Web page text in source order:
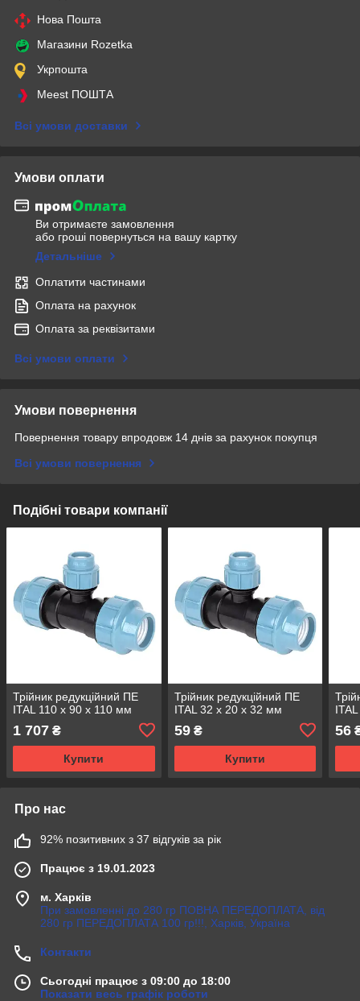
Нова Пошта
Магазини Rozetka
Укрпошта
Meest ПОШТА
Всі умови доставки
Умови оплати
Ви отримаєте замовлення
або гроші повернуться на вашу картку
Детальніше
Оплатити частинами
Оплата на рахунок
Оплата за реквізитами
Всі умови оплати
Умови повернення
Повернення товару впродовж 14 днів за рахунок покупця
Всі умови повернення
Подібні товари компанії
Трійник редукційний ПЕ
ITAL 110 x 90 x 110 мм
1 707 ₴
Купити
Трійник редукційний ПЕ
ITAL 32 x 20 x 32 мм
59₴
Купити
56
Про нас
92% позитивних з 37 відгуків за рік
Працює з 19.01.2023
м. Харків
При замовленні до 280 гр ПОВНА ПЕРЕДОПЛАТА, від
280 гр ПЕРЕДОПЛАТА 100 гр!!!, Харків, Україна
Контакти
Сьогодні працює з 09:00 до 18:00
Показати весь графік роботи